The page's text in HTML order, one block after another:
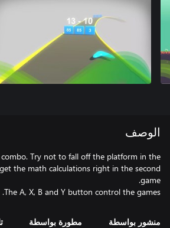
الوصف
Try not to fall off the platform in the
the math calculations right in the second
The A, X, B and Y button control the games.
منشور بواسطة مطورة بواسطة